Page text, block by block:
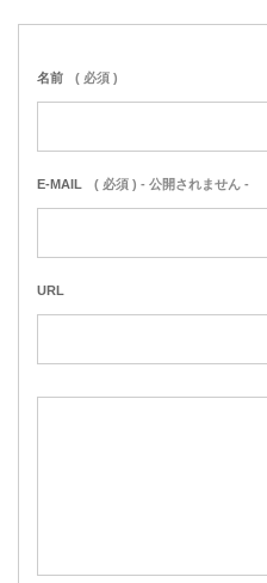
名前 ( 必須 )
E-MAIL ( 必須 ) - 公開されません -
URL